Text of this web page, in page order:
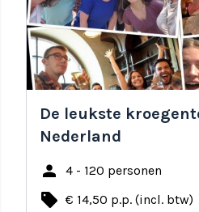
De leukste
Nederland
person 4 - 120 personen
local_offer € 14,50 p.p. (incl. btw)